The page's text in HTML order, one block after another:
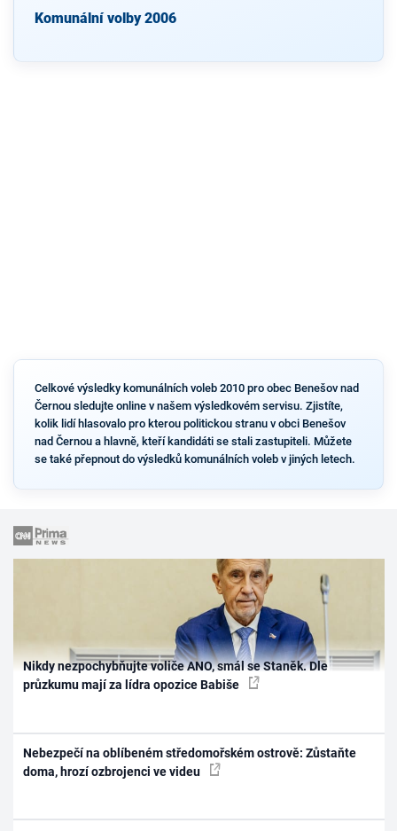
Komunální volby 2006
Celkové výsledky komunálních voleb 2010 pro obec Benešov nad
Černou sledujte online v našem výsledkovém servisu. Zjistíte,
kolik lidí hlasovalo pro kterou politickou stranu v obci Benešov
nad Černou a hlavně, kteří kandidáti se stali zastupiteli. Můžete
se také přepnout do výsledků komunálních voleb v jiných letech.
Nikdy nezpochybňujte voliče ANO, smál se Staněk. Dle
průzkumu mají za lídra opozice Babiše
Nebezpečí na oblíbeném středomořském ostrově: Zůstaňte
doma, hrozí ozbrojenci ve videu